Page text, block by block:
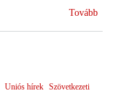
Tovább
Uniós hírek Szövetkezeti